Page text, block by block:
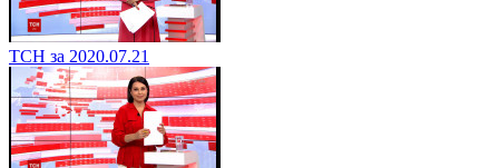
ТСН за 2020.07.21